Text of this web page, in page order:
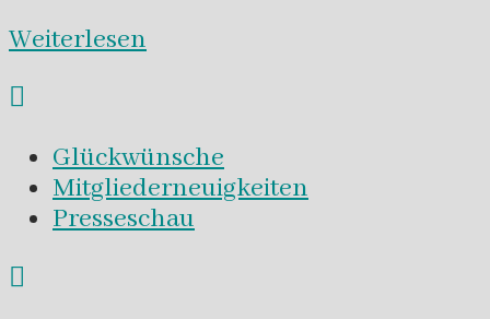
Weiterlesen
Glückwünsche
Mitgliederneuigkeiten
Presseschau